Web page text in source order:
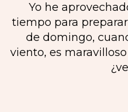
Yo he
tiempo para
de domingo,
viento, es